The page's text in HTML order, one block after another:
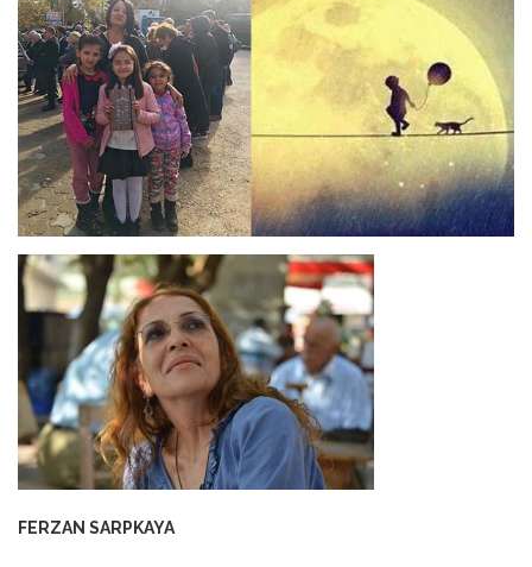
23 Mart 2026 ANNEM
FERZAN SARPKAYA